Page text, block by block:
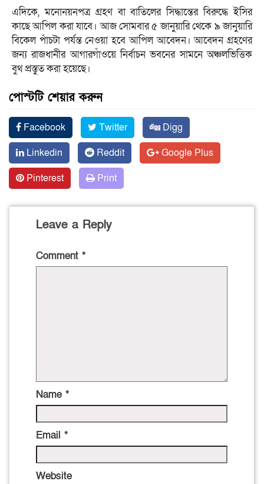
এদিকে, মনোনয়নপত্র গ্রহণ বা বাতিলের সিদ্ধান্তের বিরুদ্ধে ইসির
কাছে আপিল করা যাবে। আজ সোমবার ৫ জানুয়ারি থেকে ৯ জানুয়ারি
বিকেল পাঁচটা পর্যন্ত নেওয়া হবে আপিল আবেদন। আবেদন গ্রহণের
জন্য রাজধানীর আগারগাঁওয়ে নির্বাচন ভবনের সামনে অঞ্চলভিত্তিক
বুথ প্রস্তুত করা হয়েছে।
পোস্টটি শেয়ার করুন
Facebook Twitter
Digg
Linkedin
Reddit
Google Plus
Pinterest
Print
Leave a Reply
Comment *
Name *
Email *
Website